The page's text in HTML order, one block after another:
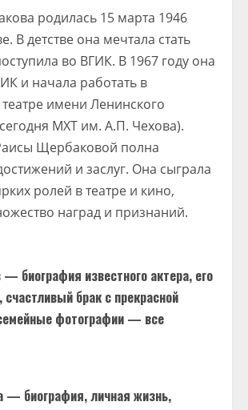
родилась 15 марта 1946
В детстве она мечтала стать
во ВГИК. В 1967 году она
и начала работать в
имени Ленинского
МХТ им. А.П. Чехова).
Щербаковой полна
и заслуг. Она сыграла
ролей в театре и кино,
наград и признаний.
биография известного актера, его
брак с прекрасной
фотографии — все
— биография, личная жизнь,